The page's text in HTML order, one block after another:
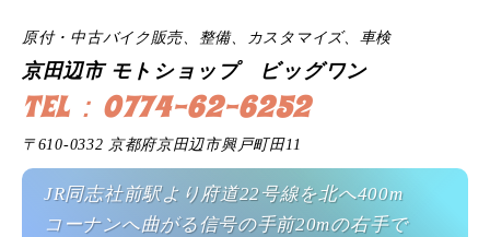
原付・中古バイク販売、整備、カスタマイズ、車検
京田辺市 モトショップ ビッグワン
TEL：0774-62-6252
〒610-0332 京都府京田辺市興戸町田11
JR同志社前駅より府道22号線を北へ400m
コーナンへ曲がる信号の手前20mの右手で